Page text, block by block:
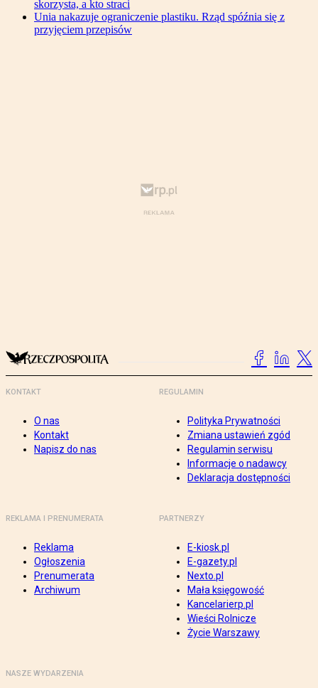
skorzysta, a kto straci
Unia nakazuje ograniczenie plastiku. Rząd spóźnia się z
przyjęciem przepisów
KONTAKT
O nas
Kontakt
Napisz do nas
REGULAMIN
Polityka Prywatności
Zmiana ustawień zgód
Regulamin serwisu
Informacje o nadawcy
Deklaracja dostępności
REKLAMA I PRENUMERATA
Reklama
Ogłoszenia
Prenumerata
Archiwum
PARTNERZY
E-kiosk.pl
E-gazety.pl
Nexto.pl
Mała księgowość
Kancelarierp.pl
Wieści Rolnicze
Życie Warszawy
NASZE WYDARZENIA